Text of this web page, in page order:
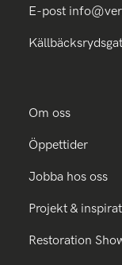
E-post
Om oss
Öppettider
Jobba hos oss
Projekt &
Restoration